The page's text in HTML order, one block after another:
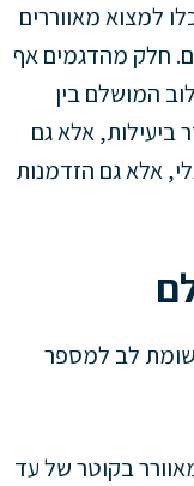
למצוא מאווררים
חלק מהדגמים אף
המושלם בין
ביעילות, אלא גם
אלא גם הזדמנות
לב למספר
בקוטר של עד